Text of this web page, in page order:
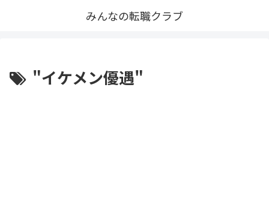
みんなの転職クラブ
"イケメン優遇"